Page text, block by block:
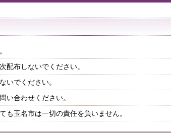
配布しないでください。
いでください。
い合わせください。
も玉名市は一切の責任を負いません。